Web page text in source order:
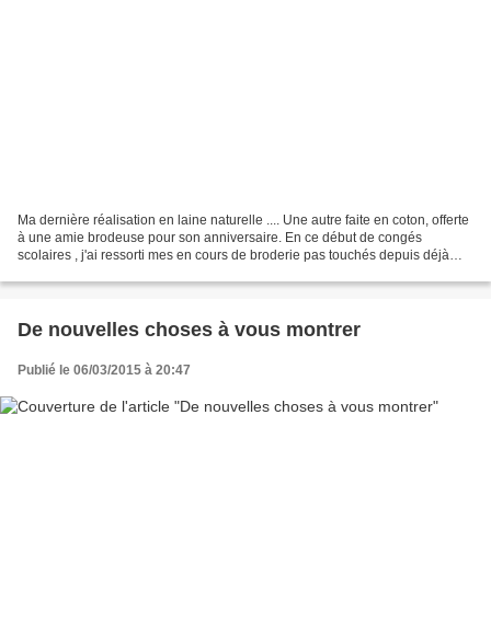
Ma dernière réalisation en laine naturelle .... Une autre faite en coton, offerte
à une amie brodeuse pour son anniversaire. En ce début de congés
scolaires , j'ai ressorti mes en cours de broderie pas touchés depuis déjà
De nouvelles choses à vous montrer
Publié le 06/03/2015 à 20:47